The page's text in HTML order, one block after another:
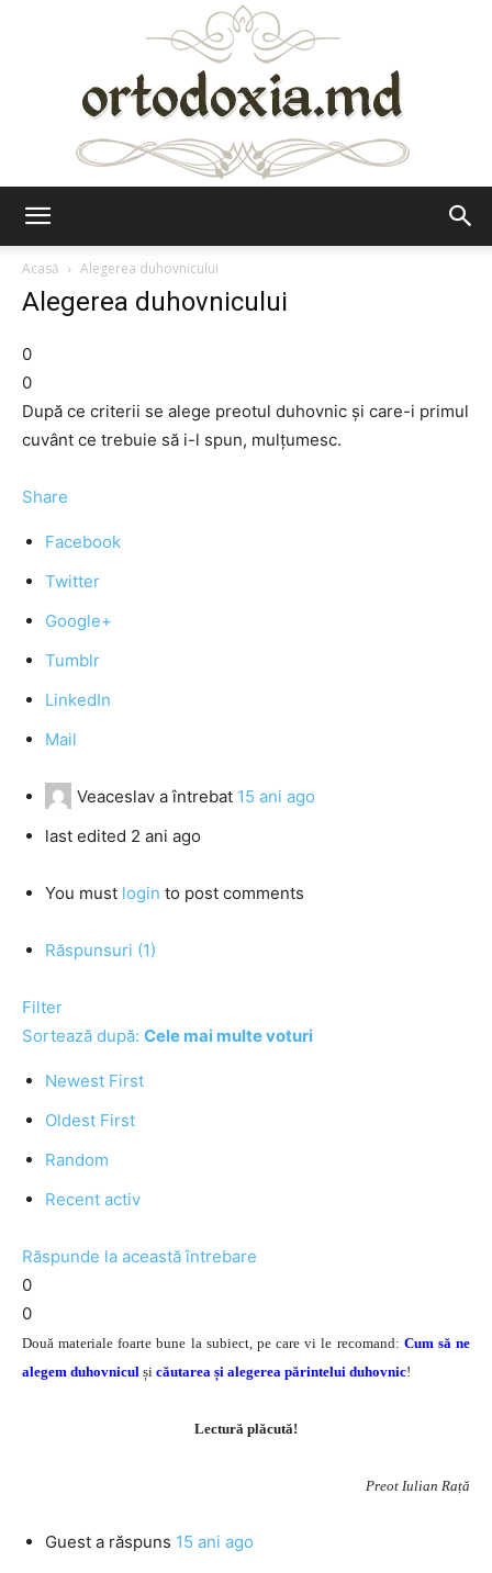
Acasă
Alegerea duhovnicului
Alegerea duhovnicului
0
0
După ce criterii se alege preotul duhovnic şi care-i primul
cuvânt ce trebuie să i-l spun, mulţumesc.
Share
Facebook
Twitter
Google+
Tumblr
LinkedIn
Mail
Veaceslav a întrebat 15 ani ago
last edited 2 ani ago
You must login to post comments
Răspunsuri (1)
Filter
Sortează după: Cele mai multe voturi
Newest First
Oldest First
Random
Recent activ
Răspunde la această întrebare
0
0
Două materiale foarte bune la subiect, pe care vi le recomand: Cum să ne
alegem duhovnicul și căutarea și alegerea părintelui duhovnic!
Lectură plăcută!
Preot Iulian Rață
Guest a răspuns 15 ani ago